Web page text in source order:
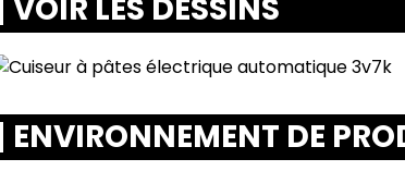
VOIR LES DESSINS
ENVIRONNEMENT DE